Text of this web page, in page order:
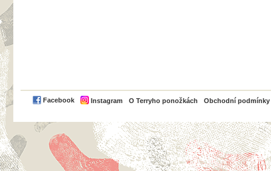
Facebook Instagram O Terryho ponožkách Obchodní podmínky
PayPal